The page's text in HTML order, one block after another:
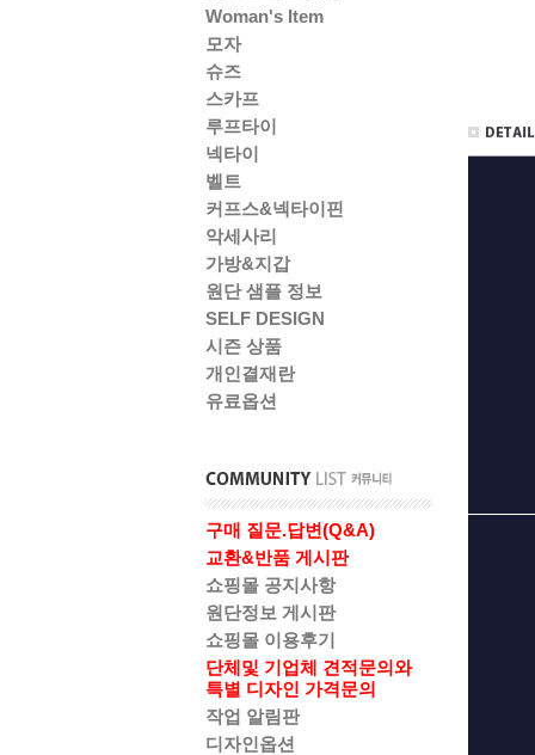
Woman's Item
모자
슈즈
스카프
루프타이
넥타이
벨트
커프스&넥타이핀
악세사리
가방&지갑
원단 샘플 정보
SELF DESIGN
시즌 상품
개인결재란
유료옵션
구매 질문.답변(Q&A)
교환&반품 게시판
쇼핑몰 공지사항
원단정보 게시판
쇼핑몰 이용후기
단체및 기업체 견적문의와
특별 디자인 가격문의
작업 알림판
디자인옵션